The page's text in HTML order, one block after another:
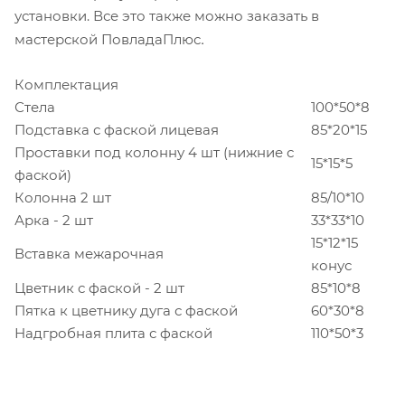
установки. Все это также можно заказать в
мастерской ПовладаПлюс.
Комплектация
Стела
100*50*8
Подставка с фаской лицевая
85*20*15
Проставки под колонну 4 шт (нижние с
фаской)
15*15*5
Колонна 2 шт
85/10*10
Арка - 2 шт
33*33*10
Вставка межарочная
15*12*15
конус
Цветник с фаской - 2 шт
85*10*8
Пятка к цветнику дуга с фаской
60*30*8
Надгробная плита с фаской
110*50*3